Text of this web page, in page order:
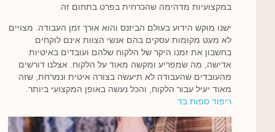
במקצועיות מדהימה שהכרחית בפרט בתחום זה.
ישנו מוקש הידוע בעולם הביזנס והוא אורך זמן העבודה. מצויים
לא מעט מקומות עסקים בהם אנשי הצוות אינם לוקחים
בחשבון את זמנו היקר של הלקוח שלהם ועובדים באיטיות
אדישה, מה שמפריע ומקשה מאוד על הלקוח. אצלנו דורשים
מהעובדים שהעבודה לא תיעשה בצורה איטית ונמרחת, שזה
מאוד יעיל עבור הלקוח, והכל נעשה באופן המקצועי ביותר.
ריפוד ספות בד